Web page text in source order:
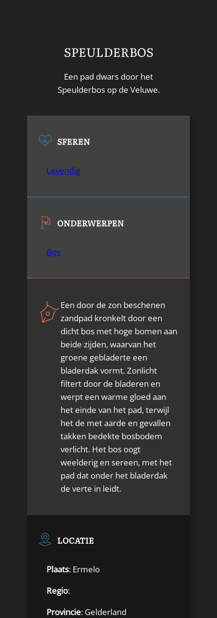
SPEULDERBOS
Een pad dwars door het
Speulderbos op de Veluwe.
SFEREN
Levendig
ONDERWERPEN
Bos
Een door de zon beschenen
zandpad kronkelt door een
dicht bos met hoge bomen aan
beide zijden, waarvan het
groene gebladerte een
bladerdak vormt. Zonlicht
filtert door de bladeren en
werpt een warme gloed aan
het einde van het pad, terwijl
het de met aarde en gevallen
takken bedekte bosbodem
verlicht. Het bos oogt
weelderig en sereen, met het
pad dat onder het bladerdak
de verte in leidt.
LOCATIE
Plaats: Ermelo
Regio:
Provincie: Gelderland